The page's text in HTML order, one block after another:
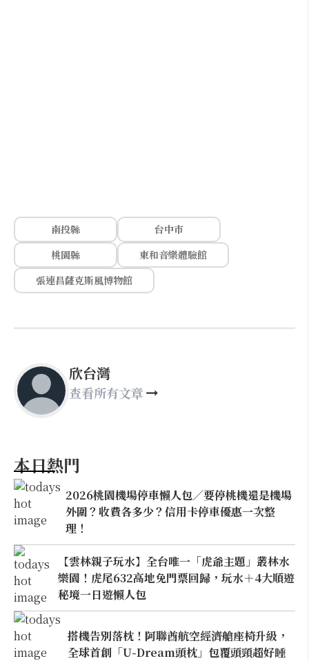
南投縣
台中市
桃園縣
東和音樂體驗館
張連昌薩克斯風博物館
欣台灣
查看所有文章
本日熱門
2026桃園機場停車懶人包／要停桃機還是機場
外圍？收費各多少？信用卡停車優惠一次整
理！
【雲林親子玩水】全台唯一「虎爺主題」叢林水
樂園！虎尾632高地免門票回歸，玩水＋4大順遊
秘境一日遊懶人包
搭機告別落枕！阿聯酋航空經濟艙座椅升級，
全球首創「U-Dream頭枕」包覆頭頸超好睡